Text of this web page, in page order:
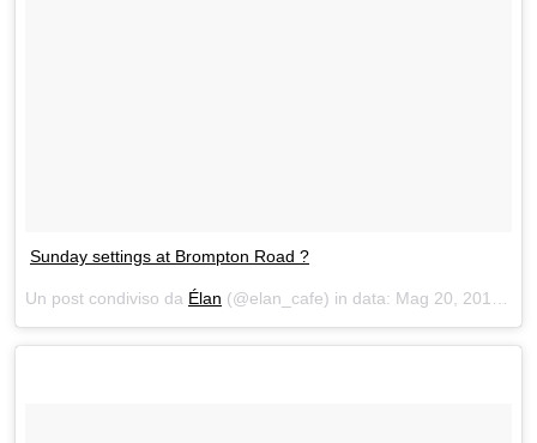
Sunday settings at Brompton Road ?
Un post condiviso da Élan (@elan_cafe) in data: Mag 20, 2018 at 9:15 PDT